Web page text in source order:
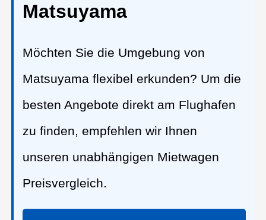
Matsuyama
Möchten Sie die Umgebung von
Matsuyama flexibel erkunden? Um die
besten Angebote direkt am Flughafen
zu finden, empfehlen wir Ihnen
unseren unabhängigen Mietwagen
Preisvergleich.